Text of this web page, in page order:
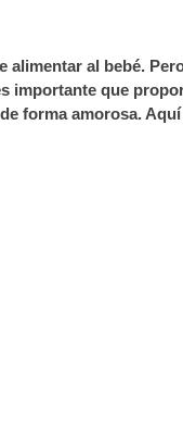
alimentar al bebé.
importante que
forma amorosa.